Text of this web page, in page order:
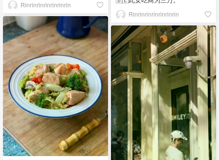
Rinrinrinrinrinrinrin
Rinrinrinrinrinrinrin